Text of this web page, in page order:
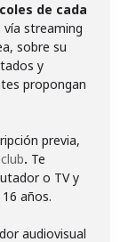
de cada
vía streaming
sobre su
y
propongan
previa,
. Te
o TV y
años.
audiovisual